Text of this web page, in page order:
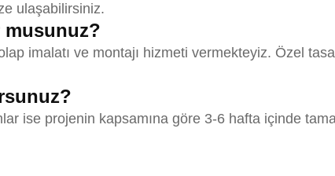
ulaşabilirsiniz.
musunuz?
imalatı ve montajı hizmeti vermekteyiz. Özel
ise projenin kapsamına göre 3-6 hafta içinde